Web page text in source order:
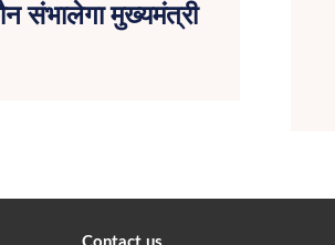
संभालेगा मुख्यमंत्री